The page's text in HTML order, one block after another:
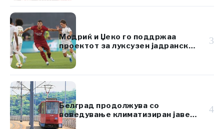
Модриќ и Џеко го поддржаа
проектот за луксузен јадрански
ресорт вреден 920 милиони
евра
3
Белград продолжува со
воведување климатизиран јавен
превоз
4